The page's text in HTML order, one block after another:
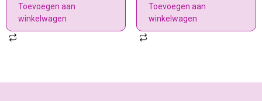
Toevoegen aan
winkelwagen
Toevoegen aan
winkelwagen